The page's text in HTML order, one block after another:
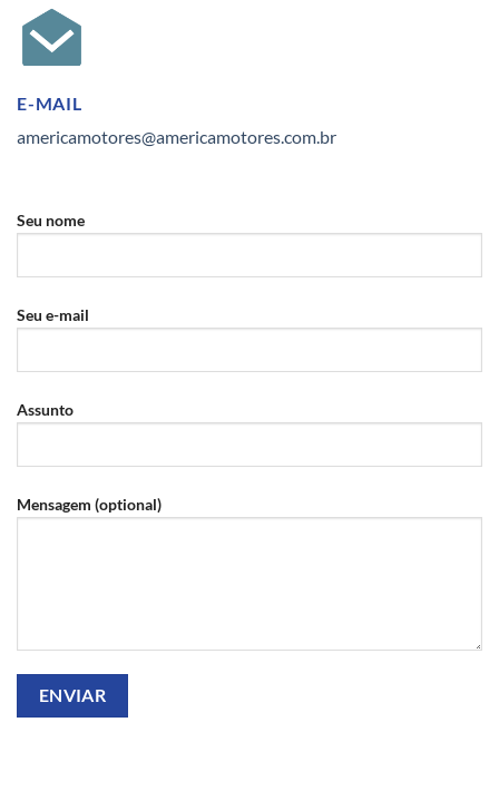
E-MAIL
americamotores@americamotores.com.br
Seu nome
Seu e-mail
Assunto
Mensagem (optional)